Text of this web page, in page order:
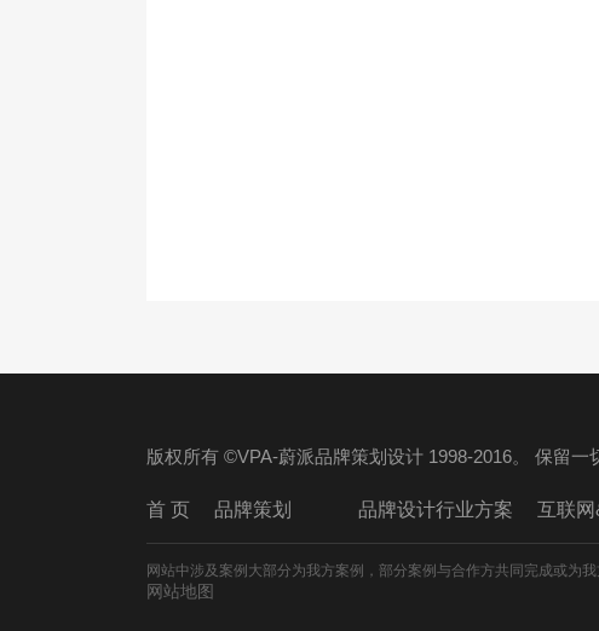
版权所有 ©VPA-蔚派品牌策划设计 1998-2016。 保留一
首 页 品牌策划 品牌设计行业方案 互联
网站中涉及案例大部分为我方案例，部分案例与合作方共同完成或为
网站地图